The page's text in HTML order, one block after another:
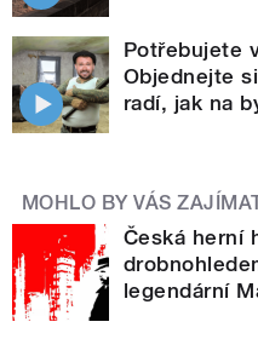
Potřebujete
Objednejte
radí, jak na
MOHLO BY VÁS
Česká herní
legendární